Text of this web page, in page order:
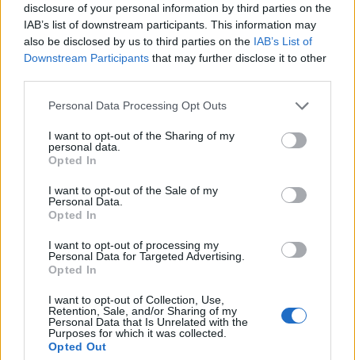
disclosure of your personal information by third parties on the
IAB’s list of downstream participants. This information may
also be disclosed by us to third parties on the IAB’s List of
Downstream Participants that may further disclose it to other
Please note that this website/app uses one or more Google
not limited to your visit or usage behaviour. You may click to
grant or deny consent to Google and its third-party tags to
use your data for below specified purposes in below Google
consent section.
Personal Data Processing Opt Outs
I want to opt-out of the Sharing of my
personal data.
Opted In
I want to opt-out of the Sale of my
Personal Data.
Opted In
I want to opt-out of processing my
Personal Data for Targeted Advertising.
Opted In
I want to opt-out of Collection, Use,
Retention, Sale, and/or Sharing of my
Personal Data that Is Unrelated with the
Purposes for which it was collected.
Opted Out
La bonificación Cicogna 2024 representa una ayuda
concreta para las familias de los empleados y jubilados de
Poste Italiane o de la antigua iPost, ya que contribuye al
apoyo económico de los recién nacidos o adoptados.
AUTOR
Consejo editorial